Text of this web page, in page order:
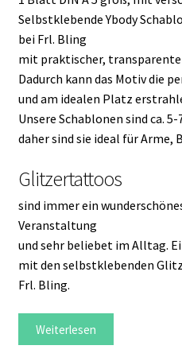
Selbstklebende Ybody
bei Frl. Bling
mit praktischer,
Dadurch kann das Motiv die
und am idealen Platz
Unsere Schablonen sind ca.
daher sind sie ideal für Arme,
Glitzertattoos
sind immer ein
Veranstaltung
und sehr beliebet im Alltag.
mit den selbstklebenden
Frl. Bling.
Weiterlesen